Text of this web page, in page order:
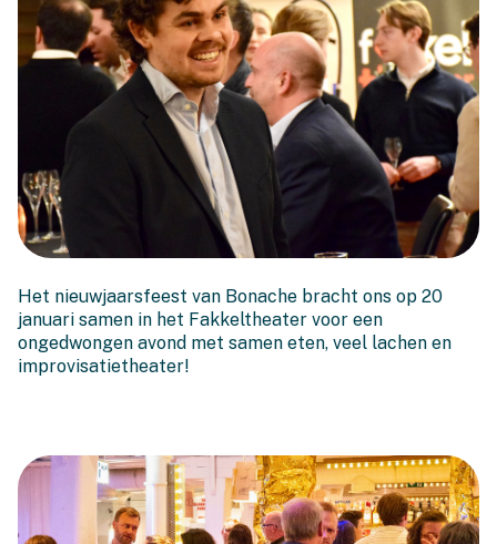
2026!
Het nieuwjaarsfeest van Bonache bracht ons op 20
januari samen in het Fakkeltheater voor een
ongedwongen avond met samen eten, veel lachen en
improvisatietheater!